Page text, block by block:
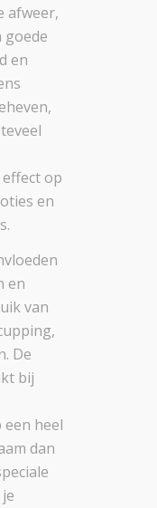
afweer,
goede
en
op
en
en
van
De
bij
een heel
dan